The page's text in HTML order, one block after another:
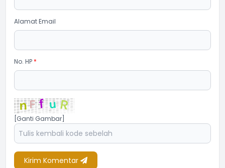
Alamat Email
No. HP *
[Ganti Gambar]
Kirim Komentar